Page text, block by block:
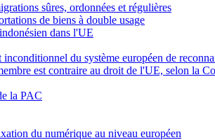
sûres, ordonnées et régulières
de biens à double usage
dans l'UE
du système européen de
est contraire au droit de l'UE, selon la
la PAC
du numérique au niveau européen